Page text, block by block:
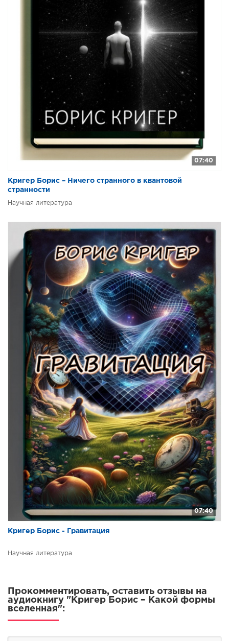
07:40
Кригер Борис – Ничего странного в квантовой
странности
Научная литература
07:40
Кригер Борис - Гравитация
Научная литература
Прокомментировать, оставить отзывы на
аудиокнигу "Кригер Борис – Какой формы
вселенная":